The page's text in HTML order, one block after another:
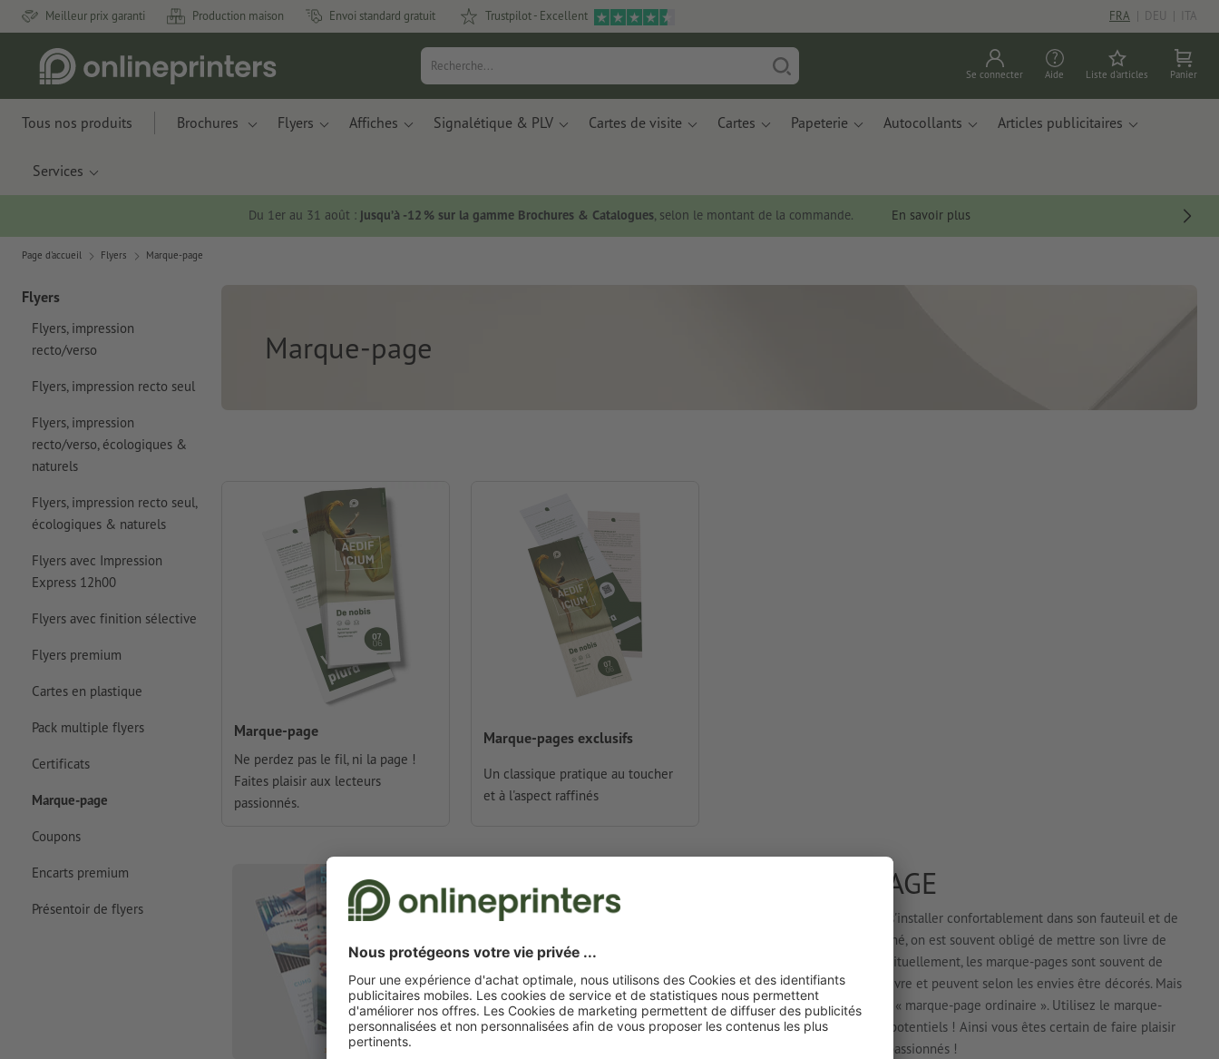
Meilleur prix garanti Production maison Envoi standard gratuit Trustpilot - Excellent FRA | DEU | ITA
Se connecter Aide Liste d'articles Panier
Tous nos produits Brochures Flyers Affiches Signalétique & PLV Cartes de visite Cartes Papeterie Autocollants Articles publicitaires
Services
Du 1er au 31 août : jusqu’à -12 % sur la gamme Brochures & Catalogues, selon le montant de la commande. En savoir plus
Page d'accueil Flyers Marque-page
Flyers
Flyers, impression
recto/verso
Flyers, impression recto seul
Flyers, impression
recto/verso, écologiques &
naturels
Flyers, impression recto seul,
écologiques & naturels
Flyers avec Impression
Express 12h00
Flyers avec finition sélective
Flyers premium
Cartes en plastique
Pack multiple flyers
Certificats
Marque-page
Coupons
Encarts premium
Présentoir de flyers
Marque-page
Marque-page
Ne perdez pas le fil, ni la page !
Faites plaisir aux lecteurs
passionnés.
Marque-pages exclusifs
Un classique pratique au toucher
et à l'aspect raffinés
IMPRESSION DE MARQUE-PAGE
Quoi de plus formidable que de prendre un bon bouquin, de s'installer confortablement dans son fauteuil et de
dévorer son roman page après page ? Mais à un moment donné, on est souvent obligé de mettre son livre de
côté.C'est à cet instant que le marque-page entre en jeu
. Habituellement, les marque-pages sont souvent de
simplessignets à insérer entre deux pages. Ils dépassent du livre et peuvent selon les envies être décorés. Mais
rien ne nous oblige à en rester à un simple « signet » ou à un « marque-page ordinaire ». Utilisez le marque-
page comme objet publicitaire à distribuer parmi vos clients potentiels ! Ainsi vous êtes certain de faire plaisir
aux rats de bibliothèque mais également à tous les lecteurs passionnés !